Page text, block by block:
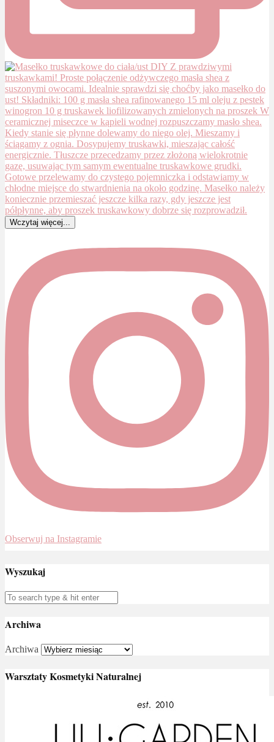
Wczytaj więcej...
Obserwuj na Instagramie
Wyszukaj
Archiwa
Archiwa
Warsztaty Kosmetyki Naturalnej